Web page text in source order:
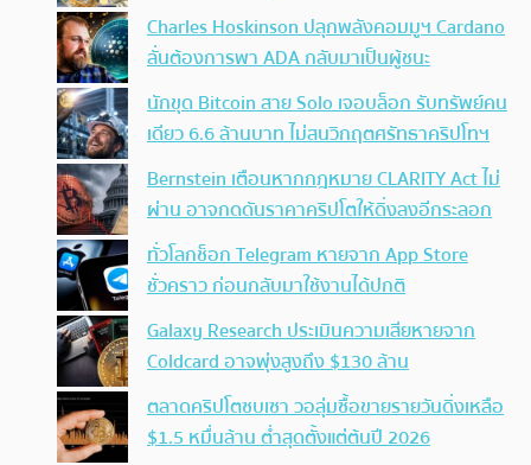
Charles Hoskinson ปลุกพลังคอมมูฯ Cardano
ลั่นต้องการพา ADA กลับมาเป็นผู้ชนะ
นักขุด Bitcoin สาย Solo เจอบล็อก รับทรัพย์คน
เดียว 6.6 ล้านบาท ไม่สนวิกฤตศรัทธาคริปโทฯ
Bernstein เตือนหากกฎหมาย CLARITY Act ไม่
ผ่าน อาจกดดันราคาคริปโตให้ดิ่งลงอีกระลอก
ทั่วโลกช็อก Telegram หายจาก App Store
ชั่วคราว ก่อนกลับมาใช้งานได้ปกติ
Galaxy Research ประเมินความเสียหายจาก
Coldcard อาจพุ่งสูงถึง $130 ล้าน
ตลาดคริปโตซบเซา วอลุ่มซื้อขายรายวันดิ่งเหลือ
$1.5 หมื่นล้าน ต่ำสุดตั้งแต่ต้นปี 2026